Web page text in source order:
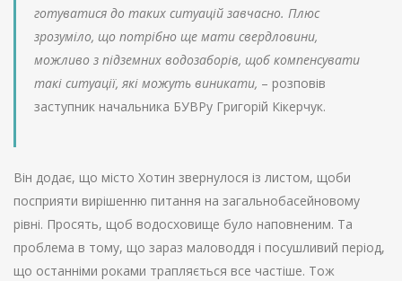
готуватися до таких ситуацій завчасно. Плюс
зрозуміло, що потрібно ще мати свердловини,
можливо з підземних водозаборів, щоб компенсувати
такі ситуації, які можуть виникати, – розповів
заступник начальника БУВРу Григорій Кікерчук.
Він додає, що місто Хотин звернулося із листом, щоби
посприяти вирішенню питання на загальнобасейновому
рівні. Просять, щоб водосховище було наповненим. Та
проблема в тому, що зараз маловоддя і посушливий період,
що останніми роками трапляється все частіше. Тож